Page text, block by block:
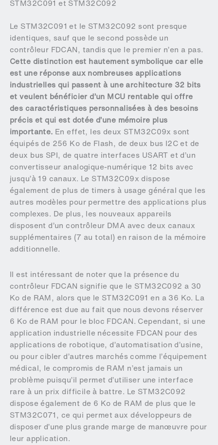
STM32C091 et STM32C092
Le STM32C091 et le STM32C092 sont presque
identiques, sauf que le second possède un
contrôleur FDCAN, tandis que le premier n’en a pas.
Cette distinction est hautement symbolique car elle
est une réponse aux nombreuses applications
industrielles qui passent à une architecture 32 bits
et veulent bénéficier d’un MCU rentable qui offre
des caractéristiques personnalisées à des besoins
précis et qui est dotée d’une mémoire plus
importante. En effet, les deux STM32C09x sont
équipés de 256 Ko de Flash, de deux bus I2C et de
deux bus SPI, de quatre interfaces USART et d’un
convertisseur analogique-numérique 12 bits avec
jusqu’à 19 canaux. Le STM32C09x dispose
également de plus de timers à usage général que les
autres modèles pour permettre des applications plus
complexes. De plus, les nouveaux appareils
disposent d’un contrôleur DMA avec deux canaux
supplémentaires (7 au total) en raison de la mémoire
additionnelle.
Il est intéressant de noter que la présence du
contrôleur FDCAN signifie que le STM32C092 a 30
Ko de RAM, alors que le STM32C091 en a 36 Ko. La
différence est due au fait que nous devons réserver
6 Ko de RAM pour le bloc FDCAN. Cependant, si une
application industrielle nécessite FDCAN pour des
applications de robotique, d’automatisation d’usine,
ou pour cibler d’autres marchés comme l’équipement
médical, le compromis de RAM n’est jamais un
problème puisqu’il permet d’utiliser une interface
rare à un prix difficile à battre. Le STM32C092
dispose également de 6 Ko de RAM de plus que le
STM32C071, ce qui permet aux développeurs de
disposer d’une plus grande marge de manœuvre pour
leur application.